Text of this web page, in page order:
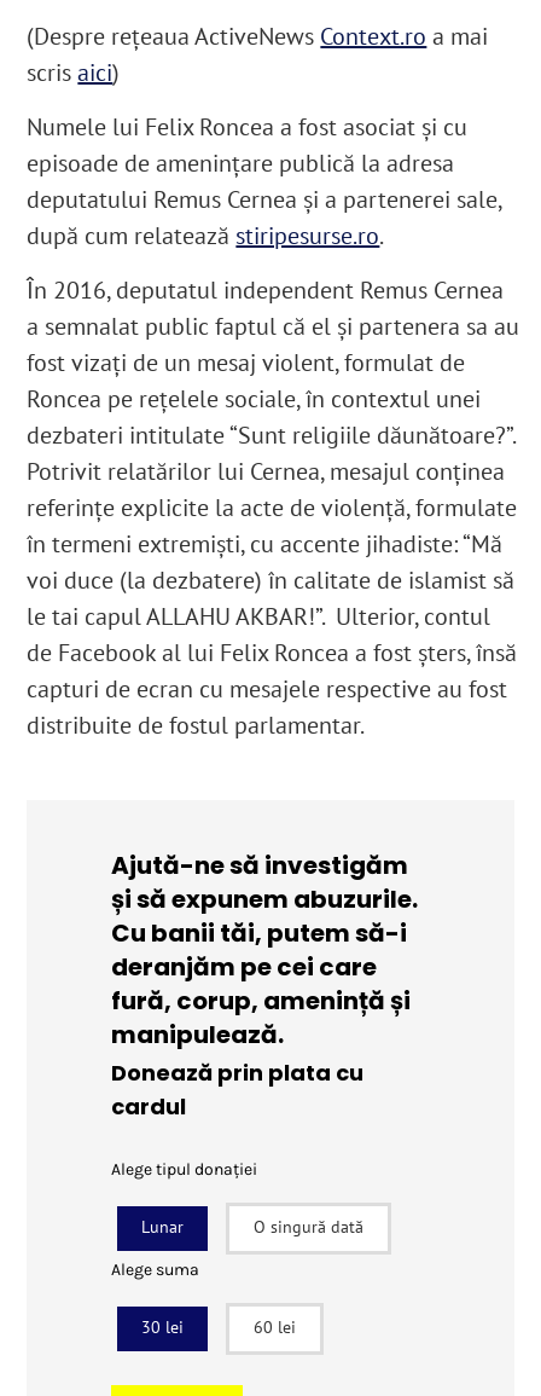
(Despre reţeaua ActiveNews Context.ro a mai
scrisaici)
Numele lui Felix Roncea a fost asociat şi cu
episoade de ameninţare publică la adresa
deputatului Remus Cernea şi a partenerei sale,
după cum relatează stiripesurse.ro.
În 2016, deputatul independent Remus Cernea
a semnalat public faptul că el şi partenera sa au
fost vizaţi de un mesaj violent, formulat de
Roncea pe reţelele sociale, în contextul unei
dezbateri intitulate “Sunt religiile dăunătoare?”.
Potrivit relatărilor lui Cernea, mesajul conţinea
referinţe explicite la acte de violenţă, formulate
în termeni extremişti, cu accente jihadiste: “Mă
voi duce (la dezbatere) în calitate de islamist să
le tai capul ALLAHU AKBAR!”. Ulterior, contul
de Facebook al lui Felix Roncea a fost şters, însă
capturi de ecran cu mesajele respective au fost
distribuite de fostul parlamentar.
Ajută-ne să investigăm
și să expunem abuzurile.
Cu banii tăi, putem să-i
deranjăm pe cei care
fură, corup, amenință și
manipulează.
Donează prin plata cu
cardul
Alege tipul donației
Lunar O singură dată
Alege suma
30 lei 60 lei